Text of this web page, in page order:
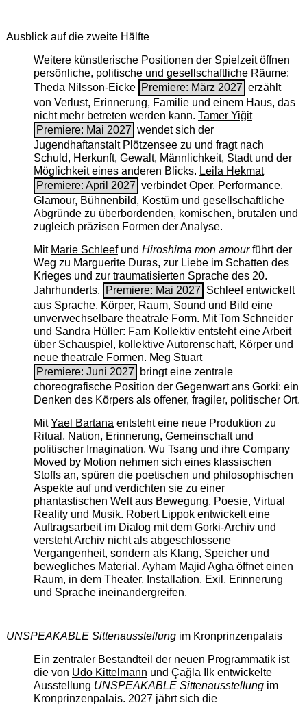
Ausblick auf die zweite Hälfte
Weitere künstlerische Positionen der Spielzeit öffnen
persönliche, politische und gesellschaftliche Räume:
Theda Nilsson-Eicke Premiere: März 2027 erzählt
von Verlust, Erinnerung, Familie und einem Haus, das
nicht mehr betreten werden kann. Tamer Yiğit
Premiere: Mai 2027 wendet sich der
Jugendhaftanstalt Plötzensee zu und fragt nach
Schuld, Herkunft, Gewalt, Männlichkeit, Stadt und der
Möglichkeit eines anderen Blicks. Leila Hekmat
Premiere: April 2027 verbindet Oper, Performance,
Glamour, Bühnenbild, Kostüm und gesellschaftliche
Abgründe zu überbordenden, komischen, brutalen und
zugleich präzisen Formen der Analyse.
Mit Marie Schleefund Hiroshima mon amourführt der
Weg zu Marguerite Duras, zur Liebe im Schatten des
Krieges und zur traumatisierten Sprache des 20.
Jahrhunderts.
Premiere: Mai 2027 Schleef entwickelt
aus Sprache, Körper, Raum, Sound und Bild eine
unverwechselbare theatrale Form. MitTom Schneider
und Sandra Hüller: Farn Kollektiventsteht eine Arbeit
über Schauspiel, kollektive Autorenschaft, Körper und
neue theatrale Formen. Meg Stuart
Premiere: Juni 2027
bringt eine zentrale
choreografische Position der Gegenwart ans Gorki: ein
Denken des Körpers als offener, fragiler, politischer Ort.
MitYael Bartanaentsteht eine neue Produktion zu
Ritual, Nation, Erinnerung, Gemeinschaft und
politischer Imagination. Wu Tsang und ihre Company
Moved by Motion nehmen sich eines klassischen
Stoffs an, spüren die poetischen und philosophischen
Aspekte auf und verdichten sie zu einer
phantastischen Welt aus Bewegung, Poesie, Virtual
Reality und Musik. Robert Lippokentwickelt eine
Auftragsarbeit im Dialog mit dem Gorki-Archiv und
versteht Archiv nicht als abgeschlossene
Vergangenheit, sondern als Klang, Speicher und
bewegliches Material. Ayham Majid Aghaöffnet einen
Raum, in dem Theater, Installation, Exil, Erinnerung
und Sprache ineinandergreifen.
UNSPEAKABLE Sittenausstellungim Kronprinzenpalais
Ein zentraler Bestandteil der neuen Programmatik ist
die von Udo Kittelmann und Çağla Ilk entwickelte
Ausstellung UNSPEAKABLE Sittenausstellungim
Kronprinzenpalais. 2027 jährt sich die